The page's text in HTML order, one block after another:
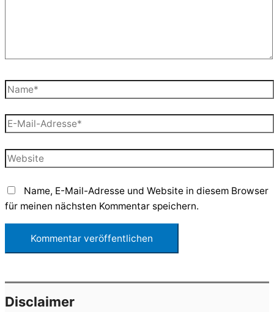
Name*
E-
Mail-
Adresse*
Website
Name, E-Mail-Adresse und Website in diesem Browser
für meinen nächsten Kommentar speichern.
Disclaimer